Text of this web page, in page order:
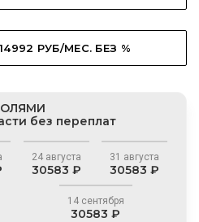
РУБ/МЕС. БЕЗ %
без переплат
24 августа
30583 ₽
31 августа
30583 ₽
14 сентября
30583 ₽